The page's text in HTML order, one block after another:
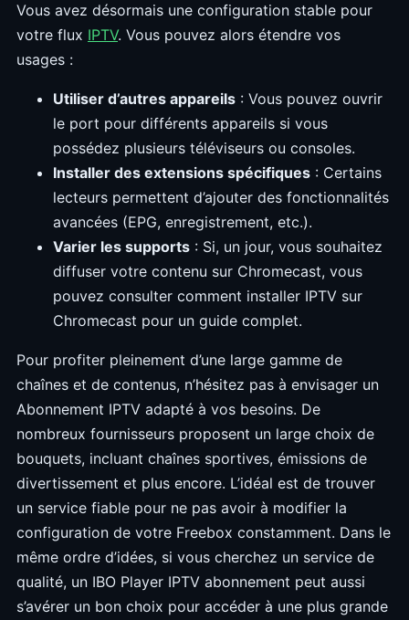
Vous avez désormais une configuration stable pour
votre flux IPTV. Vous pouvez alors étendre vos
usages :
Utiliser d’autres appareils : Vous pouvez ouvrir
le port pour différents appareils si vous
possédez plusieurs téléviseurs ou consoles.
Installer des extensions spécifiques : Certains
lecteurs permettent d’ajouter des fonctionnalités
avancées (EPG, enregistrement, etc.).
Varier les supports : Si, un jour, vous souhaitez
diffuser votre contenu sur Chromecast, vous
pouvez consulter comment installer IPTV sur
Chromecast pour un guide complet.
Pour profiter pleinement d’une large gamme de
chaînes et de contenus, n’hésitez pas à envisager un
Abonnement IPTV adapté à vos besoins. De
nombreux fournisseurs proposent un large choix de
bouquets, incluant chaînes sportives, émissions de
divertissement et plus encore. L’idéal est de trouver
un service fiable pour ne pas avoir à modifier la
configuration de votre Freebox constamment. Dans le
même ordre d’idées, si vous cherchez un service de
qualité, un IBO Player IPTV abonnement peut aussi
s’avérer un bon choix pour accéder à une plus grande